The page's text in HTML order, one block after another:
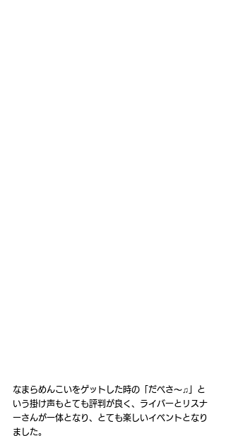
なまらめんこいをゲットした時の「だべさ〜♫」と
いう掛け声もとても評判が良く、ライバーとリスナ
ーさんが一体となり、とても楽しいイベントとなり
ました。